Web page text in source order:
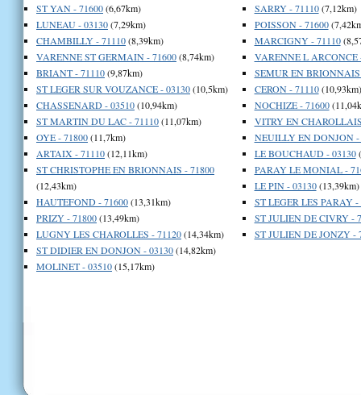
ST YAN - 71600(6,67km)
LUNEAU - 03130(7,29km)
CHAMBILLY - 71110(8,39km)
VARENNE ST GERMAIN - 71600(8,74km)
BRIANT - 71110(9,87km)
ST LEGER SUR VOUZANCE - 03130(10,5km)
CHASSENARD - 03510(10,94km)
ST MARTIN DU LAC - 71110(11,07km)
OYE - 71800(11,7km)
ARTAIX - 71110(12,11km)
ST CHRISTOPHE EN BRIONNAIS - 71800
(12,43km)
HAUTEFOND - 71600(13,31km)
PRIZY - 71800(13,49km)
LUGNY LES CHAROLLES - 71120(14,34km)
ST DIDIER EN DONJON - 03130(14,82km)
MOLINET - 03510(15,17km)
SARRY - 71110(7,12km)
POISSON - 71600
MARCIGNY - 71110
VARENNE L ARCONCE
SEMUR EN BRIONNAIS
CERON - 71110(10,93km)
NOCHIZE - 71600
VITRY EN
NEUILLY EN DONJON -
LE BOUCHAUD - 03130
PARAY LE MONIAL -
LE PIN - 03130(13,39km)
ST LEGER LES PARAY -
ST JULIEN DE CIVRY -
ST JULIEN DE JONZY -